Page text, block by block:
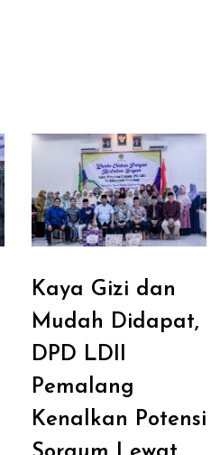
Kaya Gizi dan
Mudah Didapat,
DPD LDII
Pemalang
Kenalkan Potensi